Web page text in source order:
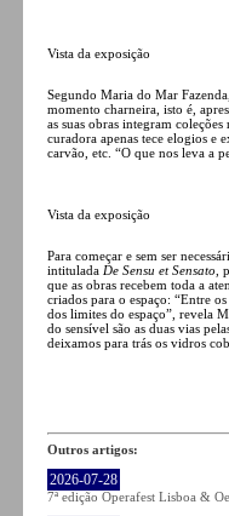
Vista da exposição
Segundo Maria do Mar
momento charneira, isto é,
as suas obras integram
curadora apenas tece elogios e
carvão, etc. “O que nos leva a
Vista da exposição
Para começar e sem ser
intitulada De Sensu et Sensato ,
que as obras recebem toda a
criados para o espaço: “Entre
dos limites do espaço”, revela
do sensível são as duas vias
deixamos para trás os vidros
Outros artigos:
2026-07-28
7ª edição Operafest Lisboa &